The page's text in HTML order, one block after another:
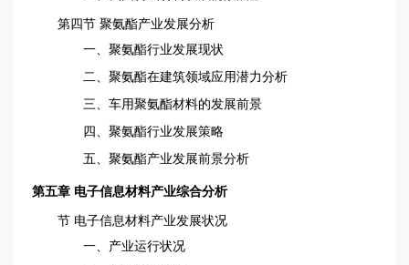
第四节 聚氨酯产业发展分析
一、聚氨酯行业发展现状
二、聚氨酯在建筑领域应用潜力分析
三、车用聚氨酯材料的发展前景
四、聚氨酯行业发展策略
五、聚氨酯产业发展前景分析
第五章 电子信息材料产业综合分析
节 电子信息材料产业发展状况
一、产业运行状况